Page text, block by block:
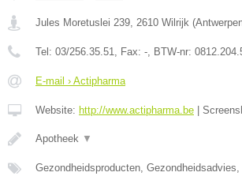
Jules Moretuslei 239, 2610 Wilrijk (
Tel: 03/256.35.51, Fax: -, BTW-nr:
E-mail › Actipharma
Website: http://www.actipharma.be
Apotheek ▼
Gezondheidsproducten,